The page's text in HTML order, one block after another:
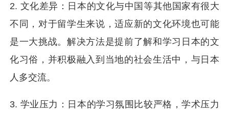
2. 文化差异：日本的文化与中国等其他国家有很大
不同，对于留学生来说，适应新的文化环境也可能
是一大挑战。解决方法是提前了解和学习日本的文
化习俗，并积极融入到当地的社会生活中，与日本
人多交流。
3. 学业压力：日本的学习氛围比较严格，学术压力